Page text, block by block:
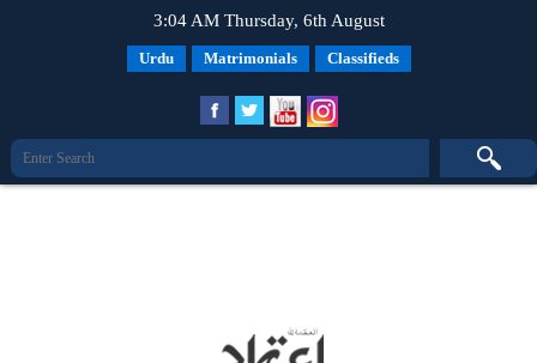
3:04 AM Thursday, 6th August
Urdu Matrimonials Classifieds